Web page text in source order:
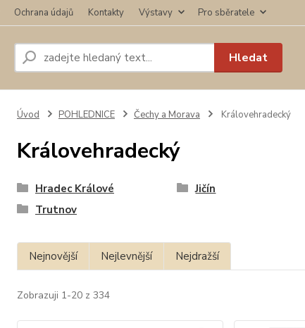
Ochrana údajů Kontakty Výstavy Pro sběratele
Hledat
Úvod POHLEDNICE Čechy a Morava Královehradecký
Královehradecký
Hradec Králové Jičín
Trutnov
Nejnovější Nejlevnější Nejdražší
Zobrazuji 1-20 z 334